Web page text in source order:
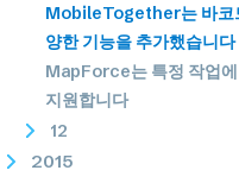
MobileTogether는 바코
양한 기능을 추가했습니다
MapForce는 특정 작업
지원합니다
12
2015